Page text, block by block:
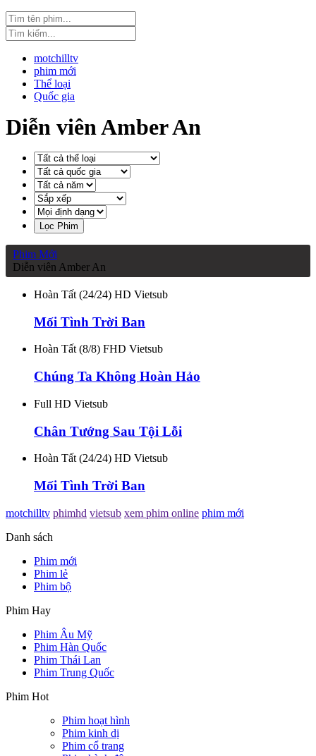
motchilltv
phim mới
Thể loại
Quốc gia
Diễn viên Amber An
Lọc Phim
Phim Mới
Diễn viên Amber An
Hoàn Tất (24/24) HD Vietsub
Mối Tình Trời Ban
Hoàn Tất (8/8) FHD Vietsub
Chúng Ta Không Hoàn Hảo
Full HD Vietsub
Chân Tướng Sau Tội Lỗi
Hoàn Tất (24/24) HD Vietsub
Mối Tình Trời Ban
motchilltv phimhd vietsub xem phim online phim mới
Danh sách
Phim mới
Phim lẻ
Phim bộ
Phim Hay
Phim Âu Mỹ
Phim Hàn Quốc
Phim Thái Lan
Phim Trung Quốc
Phim Hot
Phim hoạt hình
Phim kinh dị
Phim cổ trang